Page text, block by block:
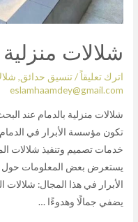
شلالات منزلية
اترك تعليقاً/تنسيق حدائق,
eslamhaamdey@gmail.com
شلالات منزلية بالدمام عند
تكون مؤسسة الأبرار في
خدمات تصميم وتنفيذ شلالات
يستعرض بعض المعلومات حول
الأبرار في هذا المجال: شلالات
يضفي جمالًا وهدوءًا …